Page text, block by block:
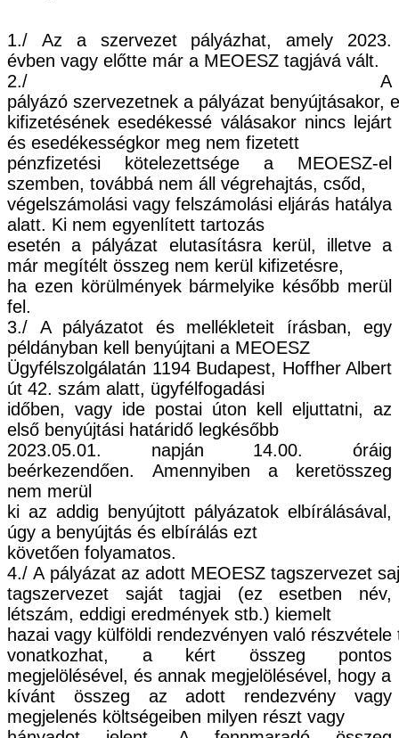
1./ Az a szervezet pályázhat, amely 2023.
évben vagy előtte már a MEOESZ tagjává vált.
2./
A
pályázó szervezetnek a pályázat benyújtásakor,
kifizetésének esedékessé válásakor nincs lejárt
és esedékességkor meg nem fizetett
pénzfizetési kötelezettsége a MEOESZ-el
szemben, továbbá nem áll végrehajtás, csőd,
végelszámolási vagy felszámolási eljárás hatálya
alatt. Ki nem egyenlített tartozás
esetén a pályázat elutasításra kerül, illetve a
már megítélt összeg nem kerül kifizetésre,
ha ezen körülmények bármelyike később merül
fel.
3./
A pályázatot és mellékleteit írásban, egy
példányban kell benyújtani a MEOESZ
Ügyfélszolgálatán 1194 Budapest, Hoffher Albert
út 42. szám alatt, ügyfélfogadási
időben, vagy ide postai úton kell eljuttatni, az
első benyújtási határidő legkésőbb
2023.05.01.
napján 14.00. óráig
beérkezendően.
Amennyiben a keretösszeg
nem merül
ki az addig benyújtott pályázatok elbírálásával,
úgy a benyújtás és elbírálás ezt
követően folyamatos.
4./ A pályázat az adott MEOESZ tagszervezet
tagszervezet saját tagjai (ez esetben név,
létszám, eddigi eredmények stb.) kiemelt
hazai vagy külföldi rendezvényen való részvétele
vonatkozhat, a kért összeg pontos
megjelölésével, és annak megjelölésével, hogy a
kívánt összeg az adott rendezvény vagy
megjelenés költségeiben milyen részt vagy